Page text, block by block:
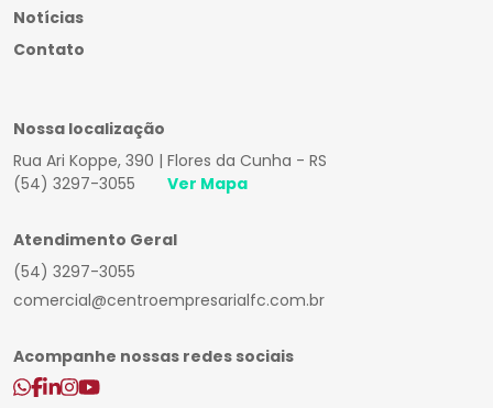
Notícias
Contato
Nossa localização
Rua Ari Koppe, 390 | Flores da Cunha - RS
(54) 3297-3055
Ver Mapa
Atendimento Geral
(54) 3297-3055
comercial@centroempresarialfc.com.br
Acompanhe nossas redes sociais